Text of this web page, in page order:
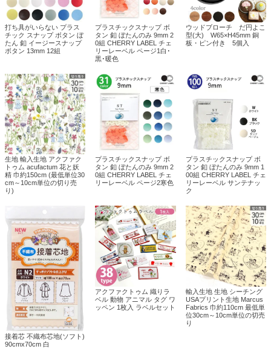
打ち具がいらない プラス
チック スナップ ボタン ぼ
たん 釦 イージースナップ
ボタン 13mm 12組
プラスチックスナップ ボ
タン 釦 ぼたんのみ 9mm 2
0組 CHERRY LABEL チェ
リーレーベル ページ1白･
黒･暖色
ウッドブローチ だ円よこ
型(大) W65×H45mm 銅
板・ピン付き 5個入
生地 輸入生地 アクファク
トゥム acufactum 花と妖
精 巾約150cm (最低単位30
cm～10cm単位の切り売
り)
プラスチックスナップ ボ
タン 釦 ぼたんのみ 9mm 2
0組 CHERRY LABEL チェ
リーレーベル ページ2寒色
プラスチックスナップ ボ
タン 釦 ぼたんのみ 9mm 1
00組 CHERRY LABEL チェ
リーレーベル サンテナッ
ク
接着芯 不織布芯地(ソフト)
90cmx70cm 白
アクファクトゥム 織りラ
ベル 動物 アニマル タグ ワ
ッペン 1枚入 ラベルセット
輸入生地 生地 シーチング
USAプリント生地 Marcus
Fabrics 巾約110cm 最低単
位30cm～10cm単位の切売
り